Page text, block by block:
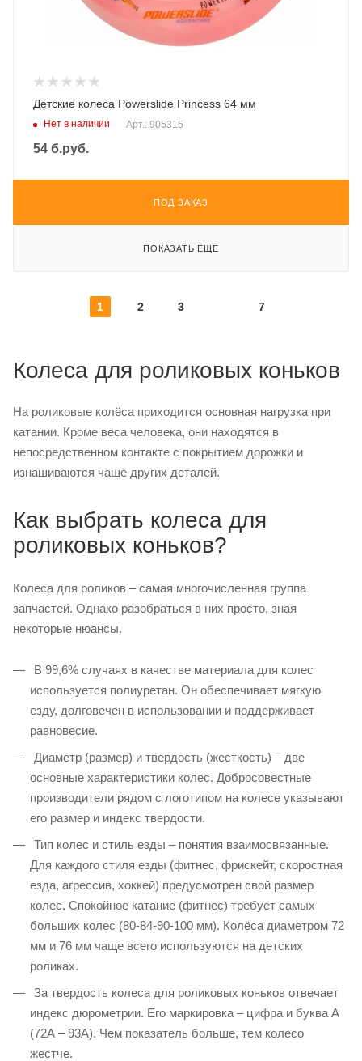
Детские колеса Powerslide Princess 64 мм
Нет в наличии Арт.: 905315
54 б.руб.
ПОД ЗАКАЗ
ПОКАЗАТЬ ЕЩЕ
1 2 3 7
Колеса для роликовых коньков
На роликовые колёса приходится основная нагрузка при
катании. Кроме веса человека, они находятся в
непосредственном контакте с покрытием дорожки и
изнашиваются чаще других деталей.
Как выбрать колеса для
роликовых коньков?
Колеса для роликов – самая многочисленная группа
запчастей. Однако разобраться в них просто, зная
некоторые нюансы.
В 99,6% случаях в качестве материала для колес
используется полиуретан. Он обеспечивает мягкую
езду, долговечен в использовании и поддерживает
равновесие.
Диаметр (размер) и твердость (жесткость) – две
основные характеристики колес. Добросовестные
производители рядом с логотипом на колесе указывают
его размер и индекс твердости.
Тип колес и стиль езды – понятия взаимосвязанные.
Для каждого стиля езды (фитнес, фрискейт, скоростная
езда, агрессив, хоккей) предусмотрен свой размер
колес. Спокойное катание (фитнес) требует самых
больших колес (80-84-90-100 мм). Колёса диаметром 72
мм и 76 мм чаще всего используются на детских
роликах.
За твердость колеса для роликовых коньков отвечает
индекс дюрометрии. Его маркировка – цифра и буква А
(72А – 93А). Чем показатель больше, тем колесо
жестче.